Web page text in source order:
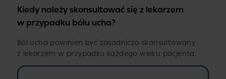
Kiedy należy skonsultować się z lekarzem
w przypadku bólu ucha?
Ból ucha powinien być zasadniczo skonsultowany
z lekarzem w przypadku każdego wieku pacjenta.